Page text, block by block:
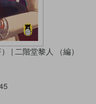
| 二階堂黎人 （編）